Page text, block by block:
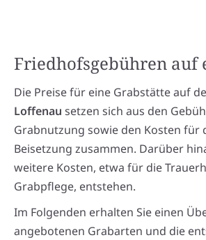
Friedhofsgebühren auf
Die Preise für eine Grabstätte auf
Loffenau setzen sich aus den
Grabnutzung sowie den Kosten für
Beisetzung zusammen. Darüber
weitere Kosten, etwa für die
Grabpflege, entstehen.
Im Folgenden erhalten Sie einen
angebotenen Grabarten und die